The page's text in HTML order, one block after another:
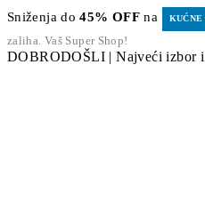
Sniženja do45% OFF na
zaliha. Vaš Super Shop!
DOBRODOŠLI | Najveći izbor